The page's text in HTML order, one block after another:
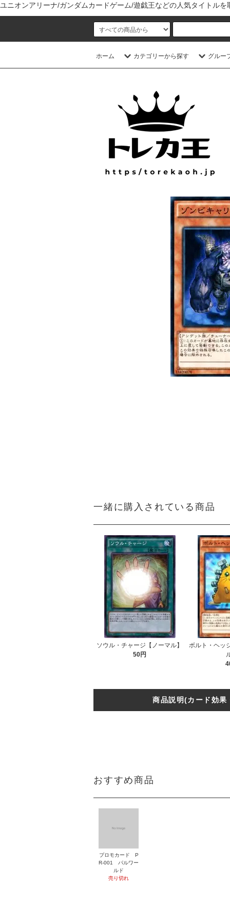
ユニオンアリーナ/ガンダムカードゲーム/遊戯王などの人気タイトル
ホーム カテゴリーから探す グルー
一緒に購入されている商品
ソウル・チャージ【ノーマル】
50円
ボルト・ヘッ
商品説明(カード効果
おすすめ商品
プロモカード P
R-001 パルワー
ルド
売り切れ